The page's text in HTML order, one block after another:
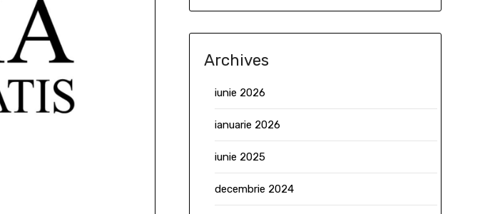
Archives
iunie 2026
ianuarie 2026
iunie 2025
decembrie 2024